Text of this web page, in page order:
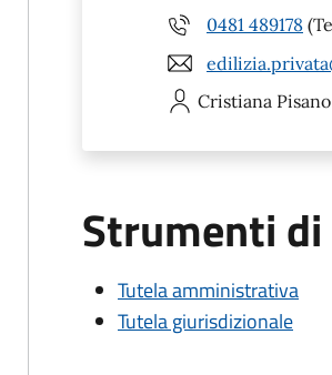
0481 489178
Cristiana Pisano
Strumenti
Tutela amministrativa
Tutela giurisdizionale